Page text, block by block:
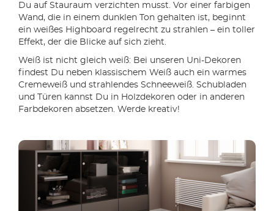
Du auf Stauraum verzichten musst. Vor einer farbigen
Wand, die in einem dunklen Ton gehalten ist, beginnt
ein weißes Highboard regelrecht zu strahlen – ein toller
Effekt, der die Blicke auf sich zieht.
Weiß ist nicht gleich weiß: Bei unseren Uni-Dekoren
findest Du neben klassischem Weiß auch ein warmes
Cremeweiß und strahlendes Schneeweiß. Schubladen
und Türen kannst Du in Holzdekoren oder in anderen
Farbdekoren absetzen. Werde kreativ!